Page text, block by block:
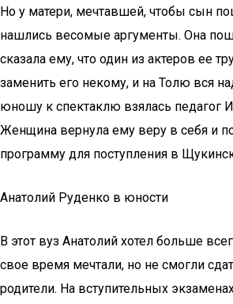
Но у матери, мечтавшей, чтобы сын
нашлись весомые аргументы. Она
сказала ему, что один из актеров ее
заменить его некому, и на Толю вся
юношу к спектаклю взялась педагог
Женщина вернула ему веру в себя и
программу для поступления в
Анатолий Руденко в юности
В этот вуз Анатолий хотел больше
свое время мечтали, но не смогли
родители. На вступительных